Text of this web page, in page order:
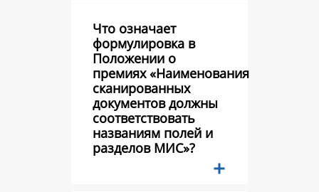
Что означает
формулировка в
Положении о
премиях «Наименования
сканированных
документов должны
соответствовать
названиям полей и
разделов МИС»?